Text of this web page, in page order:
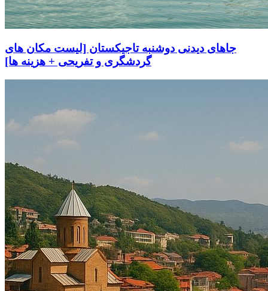
جاهای دیدنی دوشنبه تاجیکستان [لیست مکان های
گردشگری و تفریحی + هزینه ها]